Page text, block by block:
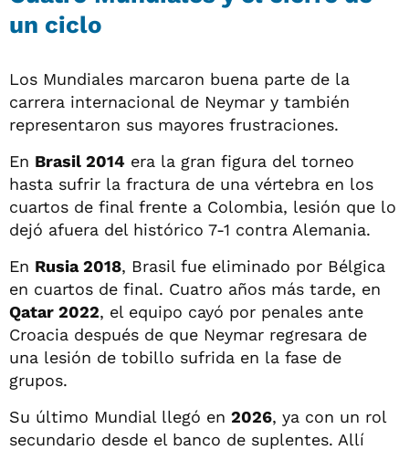
un ciclo
Los Mundiales marcaron buena parte de la
carrera internacional de Neymar y también
representaron sus mayores frustraciones.
En Brasil 2014 era la gran figura del torneo
hasta sufrir la fractura de una vértebra en los
cuartos de final frente a Colombia, lesión que lo
dejó afuera del histórico 7-1 contra Alemania.
En Rusia 2018, Brasil fue eliminado por Bélgica
en cuartos de final. Cuatro años más tarde, en
Qatar 2022, el equipo cayó por penales ante
Croacia después de que Neymar regresara de
una lesión de tobillo sufrida en la fase de
grupos.
Su último Mundial llegó en 2026, ya con un rol
secundario desde el banco de suplentes. Allí